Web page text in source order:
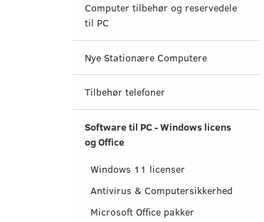
Computer tilbehør og reservedele
til PC
Nye Stationære Computere
Tilbehør telefoner
Software til PC - Windows licens
og Office
Windows 11 licenser
Antivirus & Computersikkerhed
Microsoft Office pakker